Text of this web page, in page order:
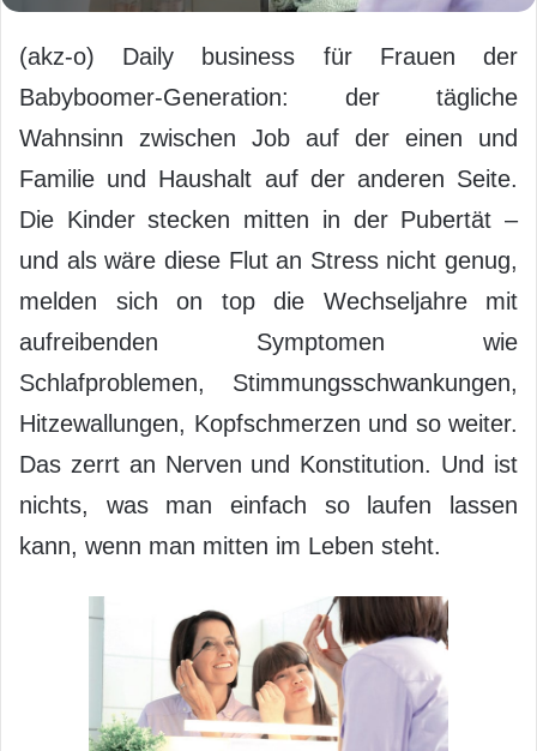
(akz-o) Daily business für Frauen der
Babyboomer-Generation: der tägliche
Wahnsinn zwischen Job auf der einen und
Familie und Haushalt auf der anderen Seite.
Die Kinder stecken mitten in der Pubertät –
und als wäre diese Flut an Stress nicht genug,
melden sich on top die Wechseljahre mit
aufreibenden Symptomen wie
Schlafproblemen, Stimmungsschwankungen,
Hitzewallungen, Kopfschmerzen und so weiter.
Das zerrt an Nerven und Konstitution. Und ist
nichts, was man einfach so laufen lassen
kann, wenn man mitten im Leben steht.